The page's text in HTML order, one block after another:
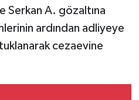
Serkan A. gözaltına
ardından adliyeye
cezaevine